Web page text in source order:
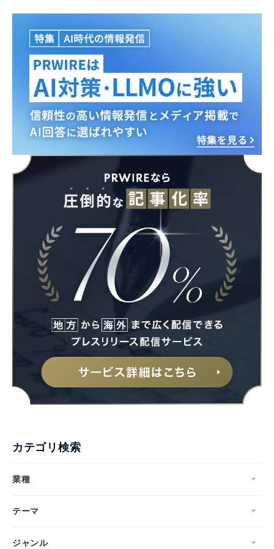
カテゴリ検索
業種
テーマ
ジャンル